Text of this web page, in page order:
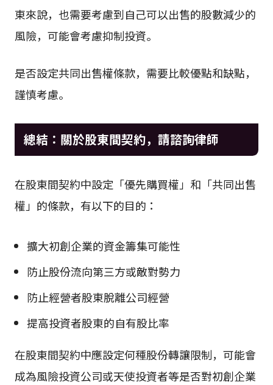
東來說，也需要考慮到自己可以出售的股數減少的
風險，可能會考慮抑制投資。
是否設定共同出售權條款，需要比較優點和缺點，
謹慎考慮。
總結：關於股東間契約，請諮詢律師
在股東間契約中設定「優先購買權」和「共同出售
權」的條款，有以下的目的：
擴大初創企業的資金籌集可能性
防止股份流向第三方或敵對勢力
防止經營者股東脫離公司經營
提高投資者股東的自有股比率
在股東間契約中應設定何種股份轉讓限制，可能會
成為風險投資公司或天使投資者等是否對初創企業